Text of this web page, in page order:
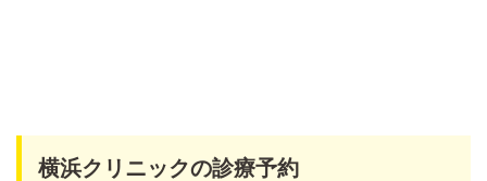
横浜クリニックの診療予約